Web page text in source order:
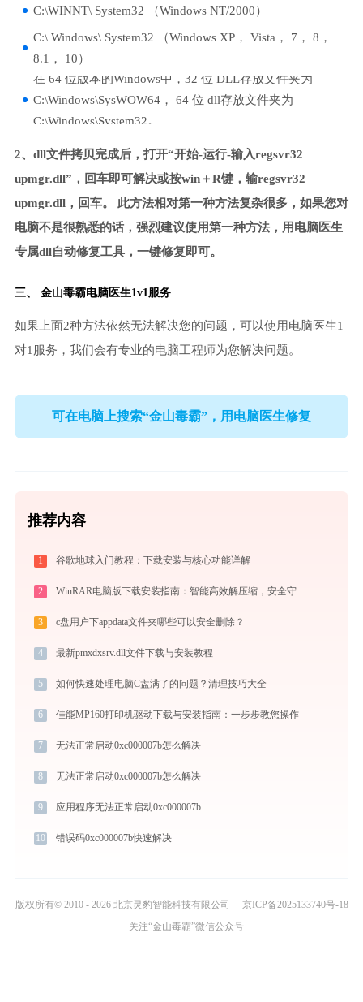
C:\WINNT\ System32 （Windows NT/2000）
C:\ Windows\ System32 （Windows XP， Vista， 7， 8，
8.1， 10）
在 64 位版本的Windows中，32 位 DLL存放文件夹为
C:\Windows\SysWOW64， 64 位 dll存放文件夹为
C:\Windows\System32。
2、dll文件拷贝完成后，打开“开始-运行-输入regsvr32
upmgr.dll”，回车即可解决或按win＋R键，输regsvr32
upmgr.dll，回车。 此方法相对第一种方法复杂很多，如果您对
电脑不是很熟悉的话，强烈建议使用第一种方法，用电脑医生
专属dll自动修复工具，一键修复即可。
三、 金山毒霸电脑医生1v1服务
如果上面2种方法依然无法解决您的问题，可以使用电脑医生1
对1服务，我们会有专业的电脑工程师为您解决问题。
可在电脑上搜索“金山毒霸”，用电脑医生修复
推荐内容
1 谷歌地球入门教程：下载安装与核心功能详解
2 WinRAR电脑版下载安装指南：智能高效解压缩，安全守护文件传输与归档
3 c盘用户下appdata文件夹哪些可以安全删除？
4 最新pmxdxsrv.dll文件下载与安装教程
5 如何快速处理电脑C盘满了的问题？清理技巧大全
6 佳能MP160打印机驱动下载与安装指南：一步步教您操作
7 无法正常启动0xc000007b怎么解决
8 无法正常启动0xc000007b怎么解决
9 应用程序无法正常启动0xc000007b
10 错误码0xc000007b快速解决
版权所有© 2010 - 2026 北京灵豹智能科技有限公司
京ICP备2025133740号-18
关注“金山毒霸”微信公众号